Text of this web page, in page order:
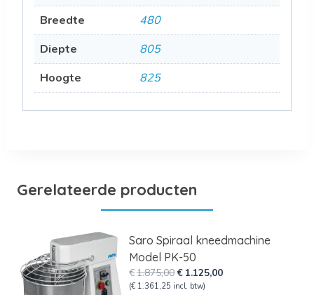
Breedte
480
Diepte
805
Hoogte
825
Gerelateerde producten
Saro Spiraal kneedmachine
Model PK-50
€1.875,00Oorspronkelijke
prijs
€ 1.125,00Huidige
(€ 1.361,25 incl. btw)